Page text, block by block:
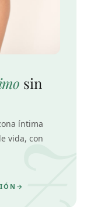
sin
íntima
vida, con